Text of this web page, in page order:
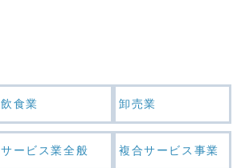
飲食業 卸売業
サービス業全般 複合サービス事業